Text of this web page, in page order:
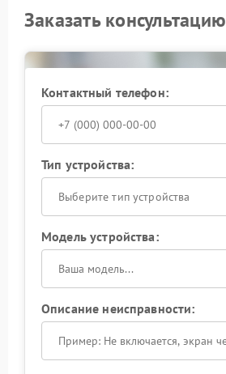
Заказать консультацию
Контактный телефон:
Тип устройства:
Выберите тип устройства
Модель устройства:
Описание неисправности: